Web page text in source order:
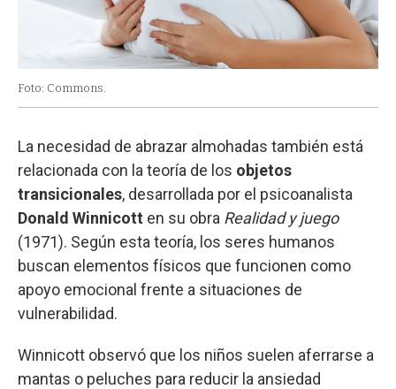
Foto: Commons.
La necesidad de abrazar almohadas también está
relacionada con la teoría de los objetos
transicionales, desarrollada por el psicoanalista
Donald Winnicott en su obra Realidad y juego
(1971). Según esta teoría, los seres humanos
buscan elementos físicos que funcionen como
apoyo emocional frente a situaciones de
vulnerabilidad.
Winnicott observó que los niños suelen aferrarse a
mantas o peluches para reducir la ansiedad